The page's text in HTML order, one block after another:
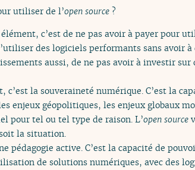
utiliser de l’open source ?
c’est de ne pas avoir à payer pour
des logiciels performants sans avoir à
aussi, de ne pas avoir à investir sur
la souveraineté numérique. C’est la
enjeux géopolitiques, les enjeux globaux
pour tel ou tel type de raison. L’open source
la situation.
pédagogie active. C’est la capacité de
de solutions numériques, avec des